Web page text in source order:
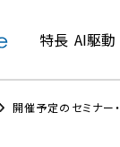
特長 AI駆動
開催予定のセミナー